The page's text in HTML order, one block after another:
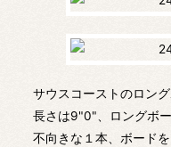
サウスコーストのロン
長さは9"0"、ロングボ
不向きな１本、ボード